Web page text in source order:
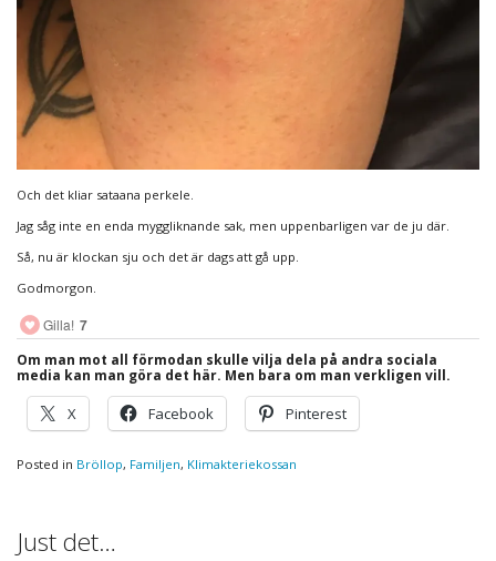
Och det kliar sataana perkele.
Jag såg inte en enda myggliknande sak, men uppenbarligen var de ju där.
Så, nu är klockan sju och det är dags att gå upp.
Godmorgon.
Gilla! 7
Om man mot all förmodan skulle vilja dela på andra sociala
media kan man göra det här. Men bara om man verkligen vill.
X Facebook Pinterest
Posted in Bröllop, Familjen, Klimakteriekossan
Just det…